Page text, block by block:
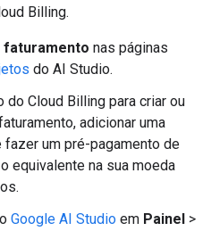
Billing.
faturamento nas páginas
do AI Studio.
do Cloud Billing para criar ou
adicionar uma
um pré-pagamento de
equivalente na sua moeda
Google AI Studio em Painel >